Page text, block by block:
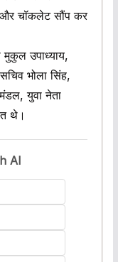
और चॉकलेट सौंप कर
उपाध्याय,
भोला सिंह,
युवा नेता
थे।
AI